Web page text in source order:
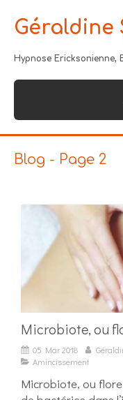
Géraldine
Hypnose Ericksonienne,
Blog - Page 2
Microbiote, ou
05 Mar 2018
Amincissement
Microbiote, ou